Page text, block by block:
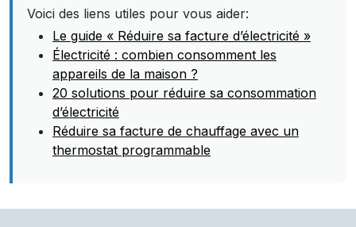
Voici des liens utiles pour vous aider:
Le guide « Réduire sa facture d’électricité »
Électricité : combien consomment les
appareils de la maison ?
20 solutions pour réduire sa consommation
d’électricité
Réduire sa facture de chauffage avec un
thermostat programmable